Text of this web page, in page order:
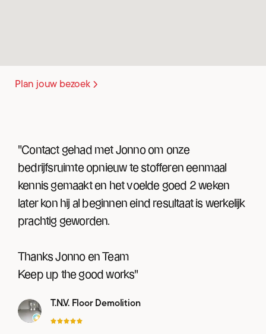
Plan jouw bezoek
"Contact gehad met Jonno om onze
bedrijfsruimte opnieuw te stofferen eenmaal
kennis gemaakt en het voelde goed 2 weken
later kon hij al beginnen eind resultaat is werkelijk
prachtig geworden.
Thanks Jonno en Team
Keep up the good works"
T.N.V. Floor Demolition